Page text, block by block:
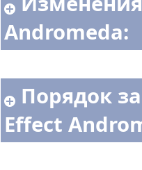
Andromeda:
Порядок
Effect